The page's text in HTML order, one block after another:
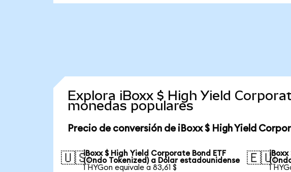
Explora iBoxx $ High Yield
monedas populares
Precio de conversión de iBoxx $ High Yield
🇺🇸iBoxx $ High Yield Corporate Bond ETF
(Ondo Tokenized) a Dólar estadounidense
1 HYGon equivale a 83,61 $
🇪🇺iBoxx
1